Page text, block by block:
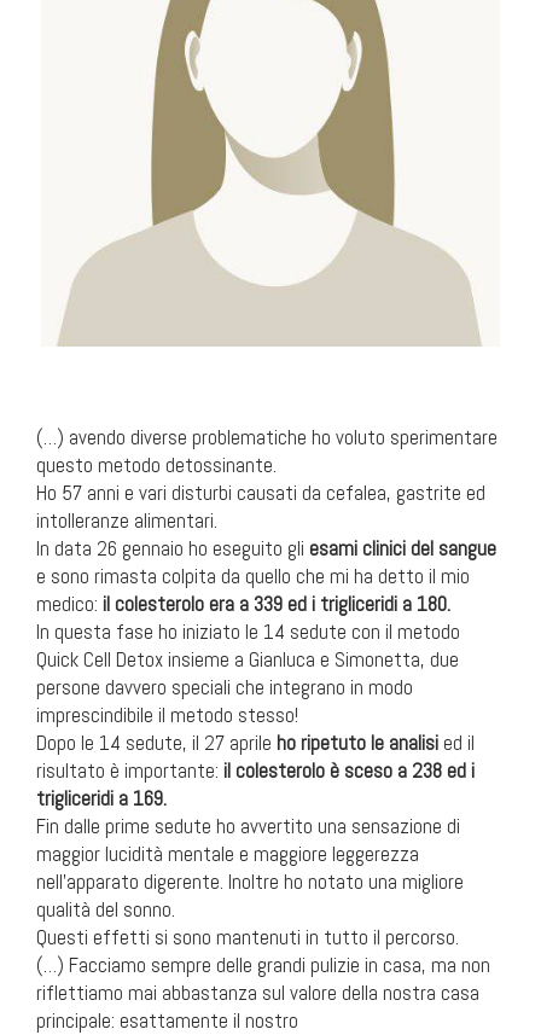
(…) avendo diverse problematiche ho voluto sperimentare
questo metodo detossinante.
Ho 57 anni e vari disturbi causati da cefalea, gastrite ed
intolleranze alimentari.
In data 26 gennaio ho eseguito gli esami clinici del sangue
e sono rimasta colpita da quello che mi ha detto il mio
medico: il colesterolo era a 339 ed i trigliceridi a 180.
In questa fase ho iniziato le 14 sedute con il metodo
Quick Cell Detox insieme a Gianluca e Simonetta, due
persone davvero speciali che integrano in modo
imprescindibile il metodo stesso!
Dopo le 14 sedute, il 27 aprile ho ripetuto le analisi ed il
risultato è importante: il colesterolo è sceso a 238 ed i
trigliceridi a 169.
Fin dalle prime sedute ho avvertito una sensazione di
maggior lucidità mentale e maggiore leggerezza
nell’apparato digerente. Inoltre ho notato una migliore
qualità del sonno.
Questi effetti si sono mantenuti in tutto il percorso.
(…) Facciamo sempre delle grandi pulizie in casa, ma non
riflettiamo mai abbastanza sul valore della nostra casa
principale: esattamente il nostro